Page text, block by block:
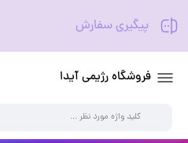
پیگیری سفارش
فروشگاه رژیمی آیدا